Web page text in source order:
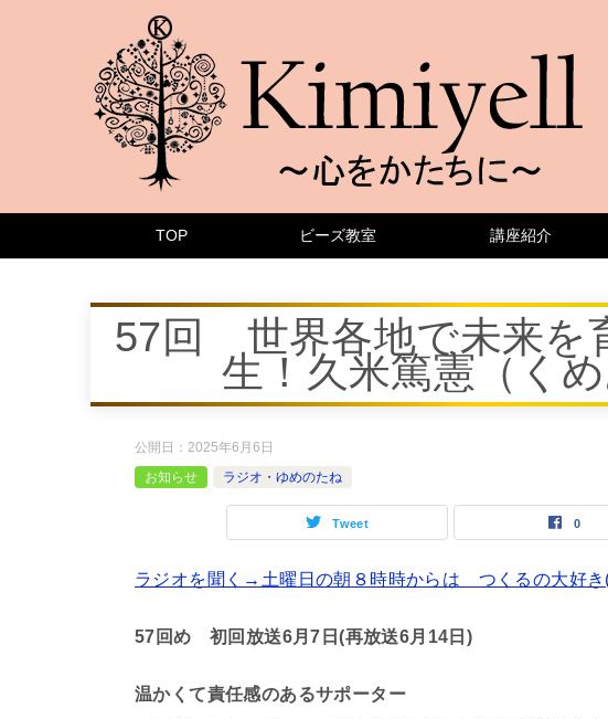
TOP ビーズ教室 講座紹介
57回 世界各地で未来を
生！久米篤憲（く
公開日： 2025年6月6日
お知らせ
ラジオ・ゆめのたね
Tweet 0
ラジオを聞く→土曜日の朝８時時からは つくるの大好き
57回め 初回放送6月7日(再放送6月14日)
温かくて責任感のあるサポーター